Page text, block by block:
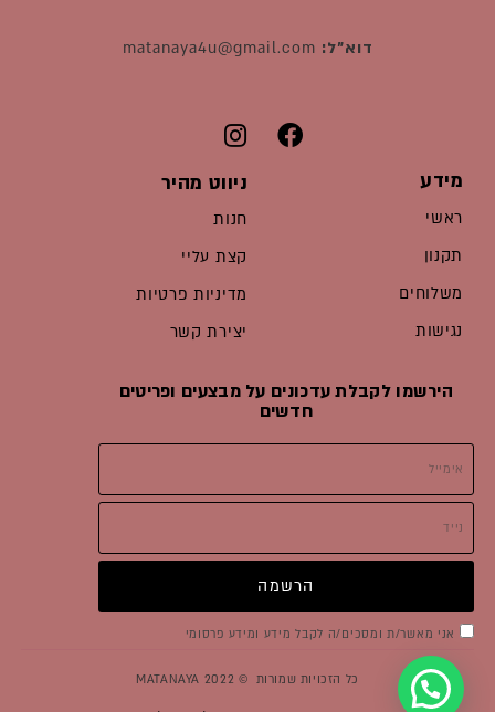
דוא"ל: matanaya4u@gmail.com
מידע
ראשי
תקנון
משלוחים
נגישות
ניווט מהיר
חנות
קצת עליי
מדיניות פרטיות
יצירת קשר
הירשמו לקבלת עדכונים על מבצעים ופריטים
חדשים
סימוןאני מאשר/ת ומסכים/ה לקבל מידע ומידע פרסומי
הרשמה
כל הזכויות שמורות © 2022 MATANAYA